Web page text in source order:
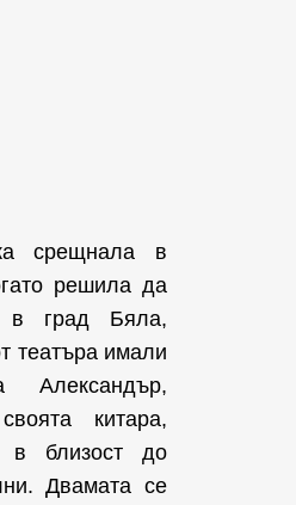
срещнала в
решила да
в град Бяла,
театъра имали
Александър,
китара,
в близост до
Двамата се